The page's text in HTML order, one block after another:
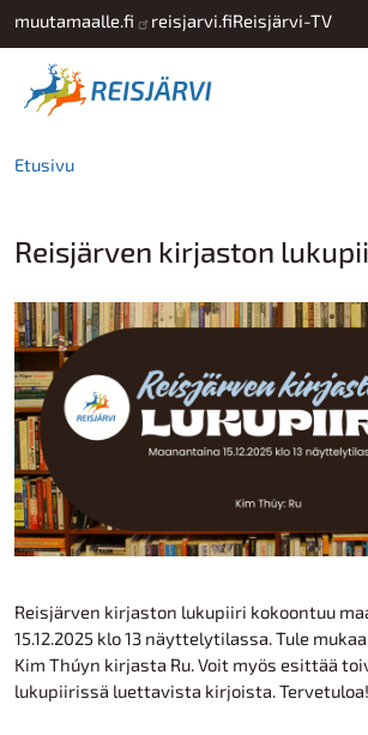
Hyppää pääsisältöön
muutamaalle.fi reisjarvi.fiReisjärvi-TV
Etusivu
Reisjärven kirjaston
Reisjärven kirjaston lukupiiri kokoontuu
15.12.2025 klo 13 näyttelytilassa. Tule
Kim Thúyn kirjasta Ru. Voit myös esittää
lukupiirissä luettavista kirjoista. Tervetuloa!